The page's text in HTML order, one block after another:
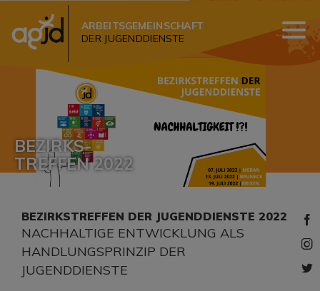
ARBEITSGEMEINSCHAFT
DER JUGENDDIENSTE
BEZIRKS-
TREFFEN 2022
BEZIRKSTREFFEN DER JUGENDDIENSTE 2022
​NACHHALTIGE ENTWICKLUNG ALS
HANDLUNGSPRINZIP DER
JUGENDDIENSTE